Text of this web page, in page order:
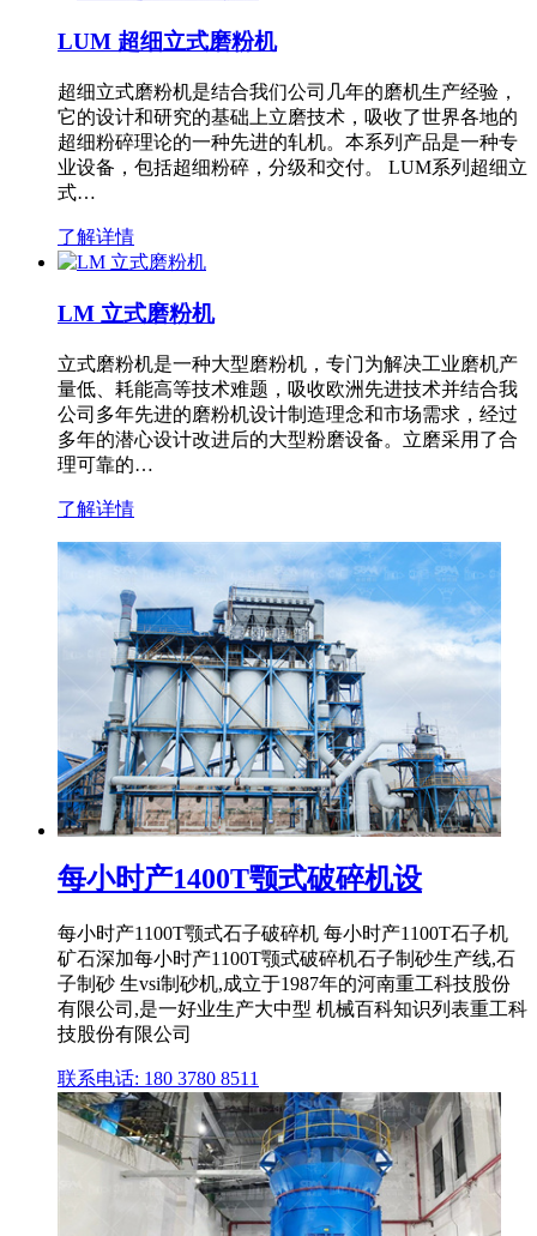
LUM 超细立式磨粉机
超细立式磨粉机是结合我们公司几年的磨机生产经验，
它的设计和研究的基础上立磨技术，吸收了世界各地的
超细粉碎理论的一种先进的轧机。本系列产品是一种专
业设备，包括超细粉碎，分级和交付。 LUM系列超细立
式…
了解详情
LM 立式磨粉机
立式磨粉机是一种大型磨粉机，专门为解决工业磨机产
量低、耗能高等技术难题，吸收欧洲先进技术并结合我
公司多年先进的磨粉机设计制造理念和市场需求，经过
多年的潜心设计改进后的大型粉磨设备。立磨采用了合
理可靠的…
了解详情
每小时产1400T颚式破碎机设
每小时产1100T颚式石子破碎机 每小时产1100T石子机
矿石深加每小时产1100T颚式破碎机石子制砂生产线,石
子制砂 生vsi制砂机,成立于1987年的河南重工科技股份
有限公司,是一好业生产大中型 机械百科知识列表重工科
技股份有限公司
联系电话: 180 3780 8511